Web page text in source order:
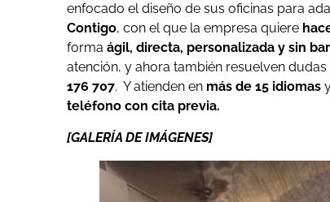
enfocado el diseño de sus oficinas para
Contigo, con el que la empresa quiere
forma ágil, directa, personalizada y sin
atención, y ahora también resuelven dudas
176 707. Y atienden en más de 15 idiomas
teléfono con cita previa.
[GALERÍA DE IMÁGENES]